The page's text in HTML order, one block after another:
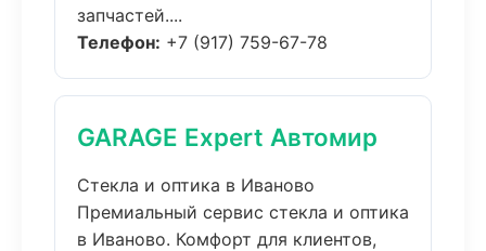
запчастей....
Телефон: +7 (917) 759-67-78
GARAGE Expert Автомир
Стекла и оптика в Иваново
Премиальный сервис стекла и оптика
в Иваново. Комфорт для клиентов,